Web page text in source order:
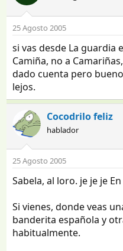
25 Agosto 2005
si vas desde La guardia
Camiña, no a
dado cuenta pero
lejos.
Cocodrilo feliz
hablador
25 Agosto 2005
Sabela, al loro. je je je
Si vienes, donde veas
banderita española y
habitualmente.